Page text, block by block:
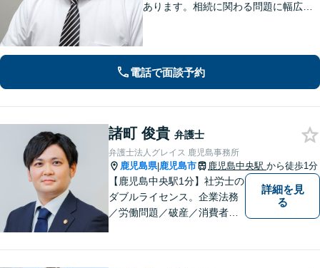
あります。相続に関わる問題に幅広く
の督促をストップ。状況を丁寧にヒア
リングした適切な解決策をご提案。
電話で面談予約
諸町 俊貴 弁護士
弁護士法人グレイス 鹿児島事務所
鹿児島県|鹿児島市 鹿児島中央駅 から徒歩1分
【鹿児島中央駅1分】社労士の
ダブルライセンス。企業法務
／労働問題／破産／消費者問
詳細を見
る